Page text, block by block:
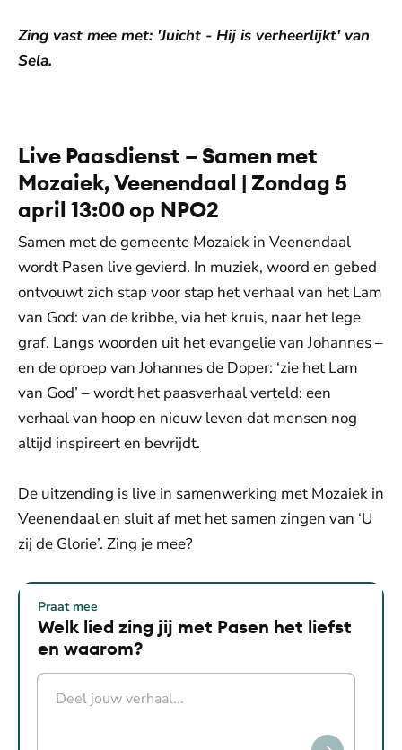
Zing vast mee met: 'Juicht - Hij is verheerlijkt' van
Sela.
Live Paasdienst – Samen met
Mozaiek, Veenendaal | Zondag 5
april 13:00 op NPO2
Samen met de gemeente Mozaiek in Veenendaal
wordt Pasen live gevierd. In muziek, woord en gebed
ontvouwt zich stap voor stap het verhaal van het Lam
van God: van de kribbe, via het kruis, naar het lege
graf. Langs woorden uit het evangelie van Johannes –
en de oproep van Johannes de Doper: ‘zie het Lam
van God’ – wordt het paasverhaal verteld: een
verhaal van hoop en nieuw leven dat mensen nog
altijd inspireert en bevrijdt.
De uitzending is live in samenwerking met Mozaiek in
Veenendaal en sluit af met het samen zingen van ‘U
zij de Glorie’. Zing je mee?
Praat mee
Welk lied zing jij met Pasen het liefst
en waarom?